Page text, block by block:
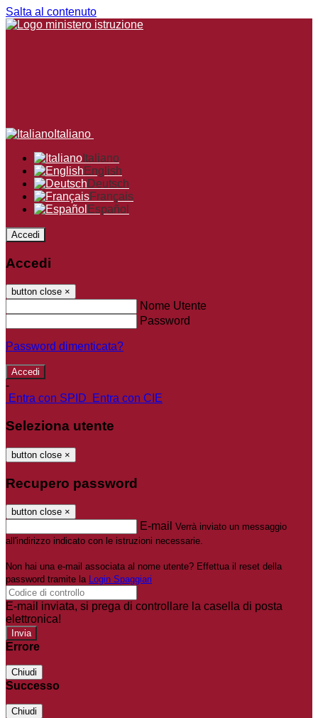
Salta al contenuto
Italiano
Italiano
English
Deutsch
Français
Español
Accedi
Accedi
button close ×
Nome Utente
Password
Password dimenticata?
-
Entra con SPID
Entra con CIE
Seleziona utente
button close ×
Recupero password
button close ×
E-mail Verrà inviato un messaggio
all'indirizzo indicato con le istruzioni necessarie.
Non hai una e-mail associata al nome utente? Effettua il reset della
password tramite la Login Spaggiari
E-mail inviata, si prega di controllare la casella di posta
elettronica!
Errore
Chiudi
Successo
Chiudi